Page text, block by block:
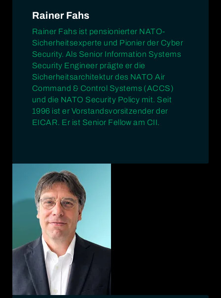
Rainer Fahs
Rainer Fahs ist pensionierter NATO-
Sicherheitsexperte und Pionier der Cyber
Security. Als Senior Information Systems
Security Engineer prägte er die
Sicherheitsarchitektur des NATO Air
Command & Control Systems (ACCS)
und die NATO Security Policy mit. Seit
1996 ist er Vorstandsvorsitzender der
EICAR. Er ist Senior Fellow am CII.